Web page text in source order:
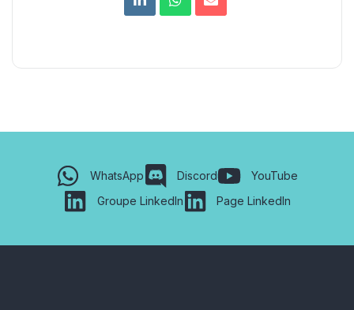
WhatsApp Discord
YouTube
Groupe LinkedIn
Page LinkedIn